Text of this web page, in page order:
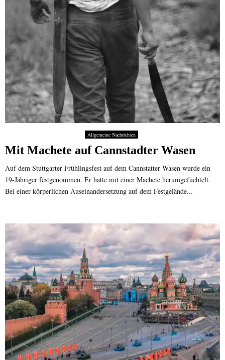
Allgemeine Nachrichten
Mit Machete auf Cannstadter Wasen
Auf dem Stuttgarter Frühlingsfest auf dem Cannstatter Wasen wurde ein
19-Jähriger festgenommen. Er hatte mit einer Machete herumgefuchtelt.
Bei einer körperlichen Auseinandersetzung auf dem Festgelände...